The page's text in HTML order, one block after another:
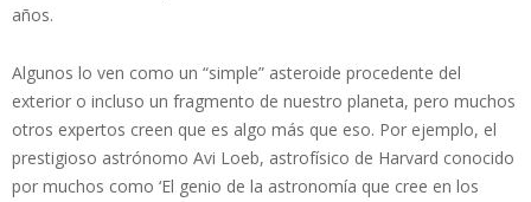
años.
Algunos lo ven como un “simple” asteroide procedente del
exterior o incluso un fragmento de nuestro planeta, pero muchos
otros expertos creen que es algo más que eso. Por ejemplo, el
prestigioso astrónomo Avi Loeb, astrofísico de Harvard conocido
por muchos como ‘El genio de la astronomía que cree en los